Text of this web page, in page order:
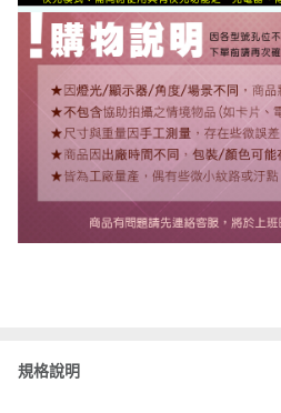
規格說明